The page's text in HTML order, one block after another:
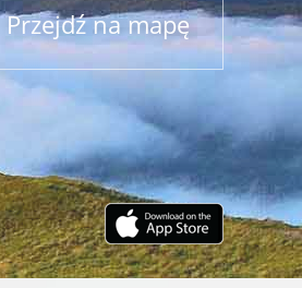
Przejdź na mapę